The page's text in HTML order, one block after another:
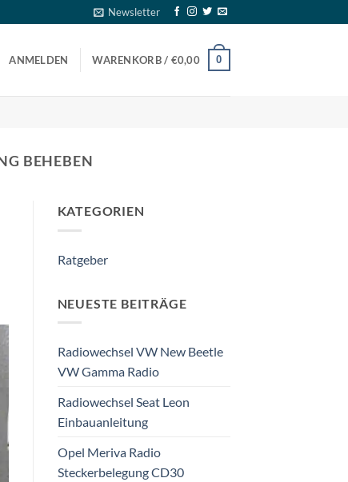
Newsletter
ANMELDEN WARENKORB / €0,00 0
BEHEBEN
KATEGORIEN
Ratgeber
NEUESTE BEITRÄGE
Radiowechsel VW New Beetle
VW Gamma Radio
Radiowechsel Seat Leon
Einbauanleitung
Opel Meriva Radio
Steckerbelegung CD30